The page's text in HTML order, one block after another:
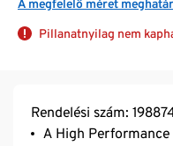
A megfelelő méret
Pillanatnyilag nem
Rendelési szám:
A High